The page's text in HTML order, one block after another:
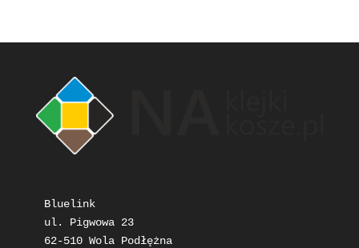
Bluelink
ul. Pigwowa 23
62-510 Wola Podłężna